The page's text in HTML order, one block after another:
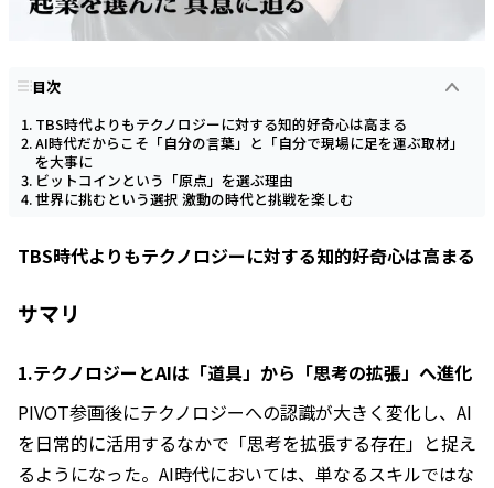
目次
TBS時代よりもテクノロジーに対する知的好奇心は高まる
AI時代だからこそ「自分の言葉」と「自分で現場に足を運ぶ取材」
を大事に
ビットコインという「原点」を選ぶ理由
世界に挑むという選択 激動の時代と挑戦を楽しむ
TBS時代よりもテクノロジーに対する知的好奇心は高まる
サマリ
1.テクノロジーとAIは「道具」から「思考の拡張」へ進化
PIVOT参画後にテクノロジーへの認識が大きく変化し、AI
を日常的に活用するなかで「思考を拡張する存在」と捉え
るようになった。AI時代においては、単なるスキルではな